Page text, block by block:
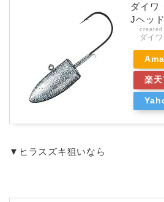
ダイワ
Jヘッ
created
ダイ
楽
▼ヒラスズキ狙いなら